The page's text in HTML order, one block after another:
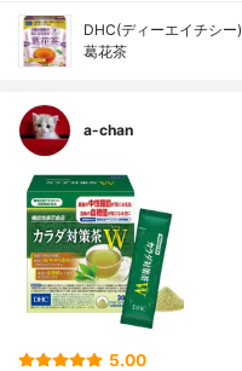
DHC(ディーエイチシー)
葛花茶
a-chan
5.00